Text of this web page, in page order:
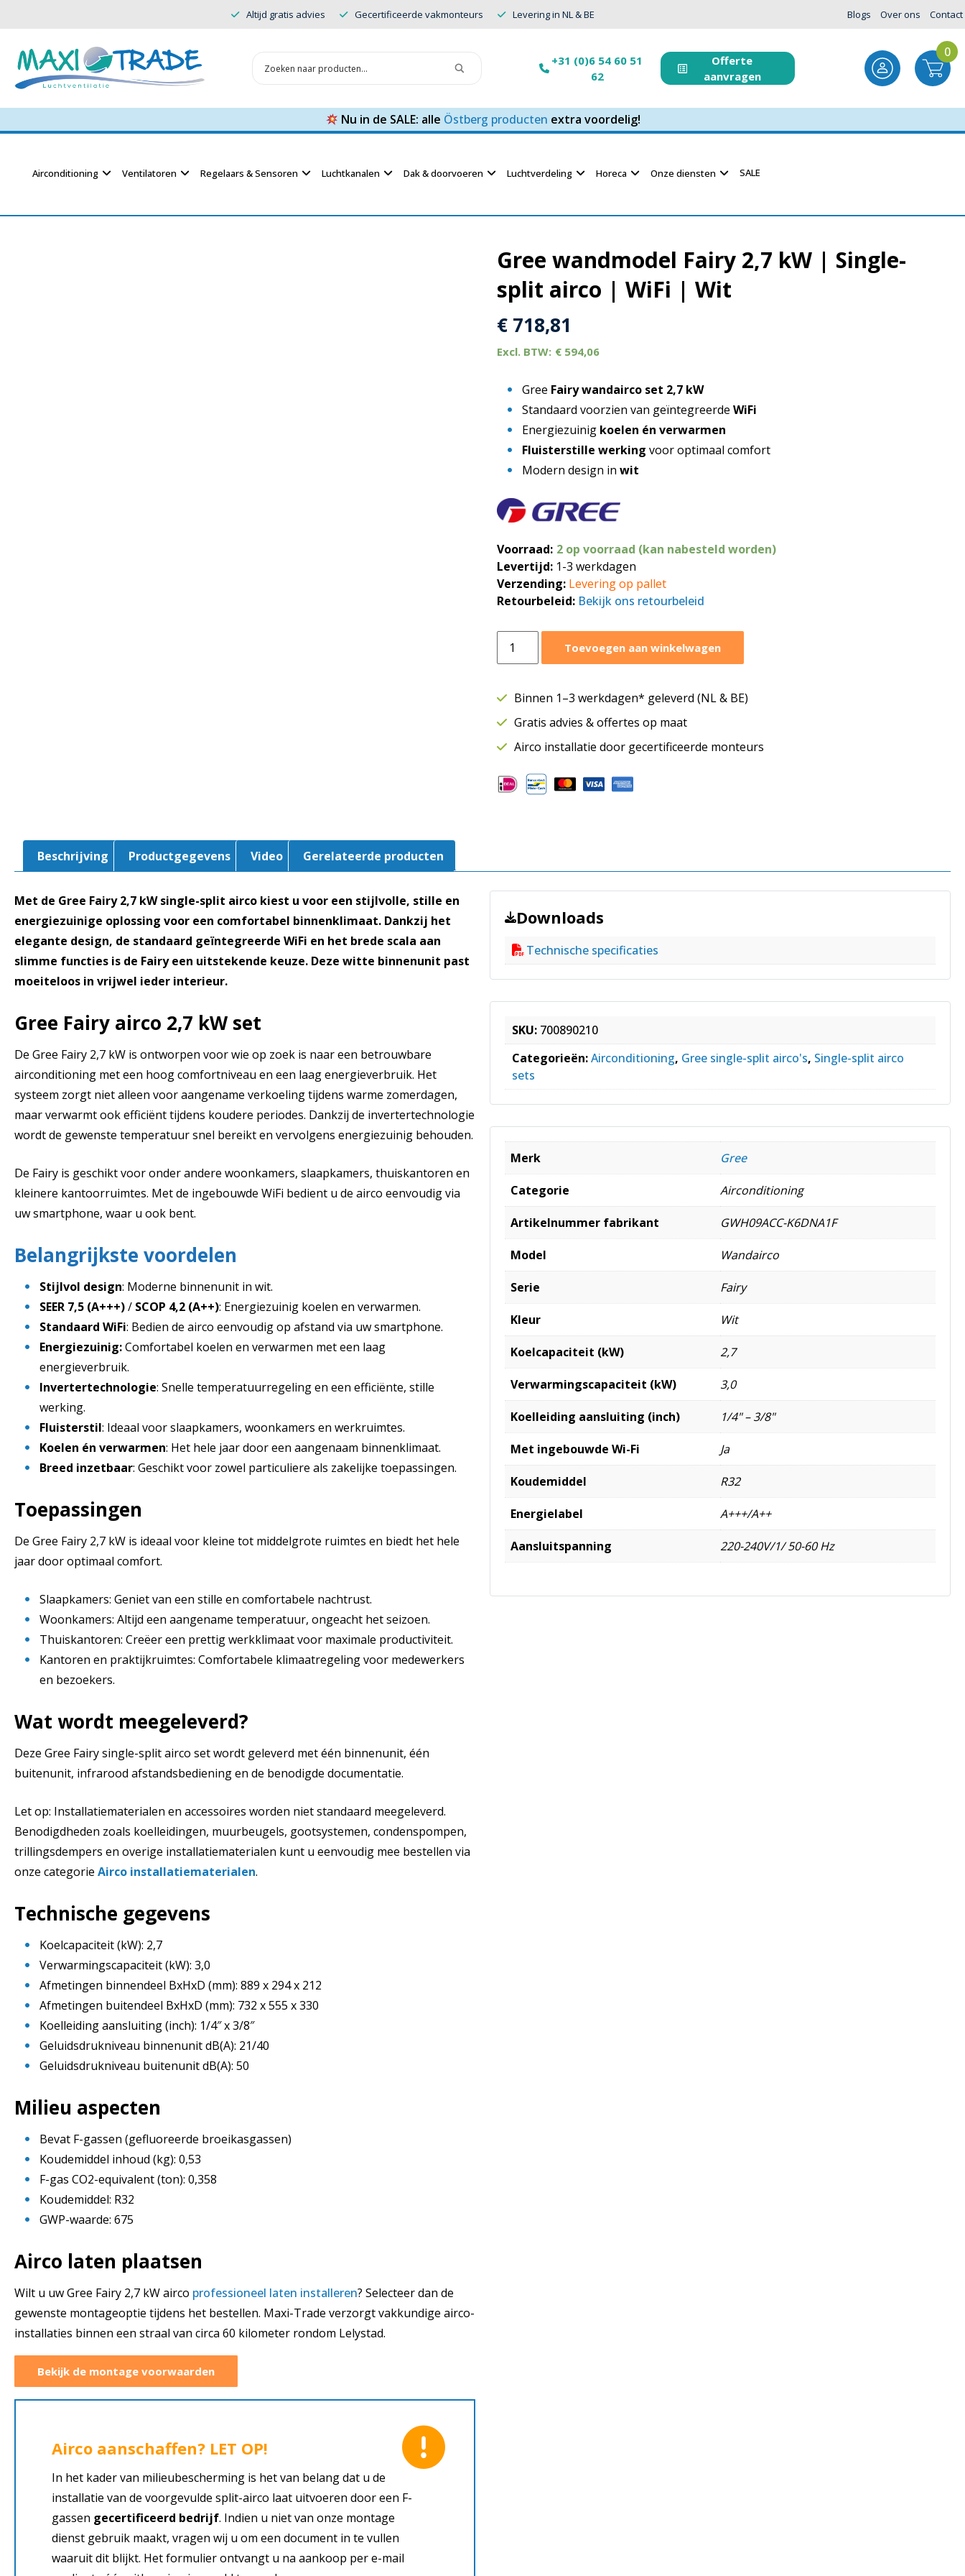
Altijd gratis advies Gecertificeerde vakmonteurs Levering in NL & BE Blogs Over ons Contact
+31 (0)6 54 60 51
62
Offerte
aanvragen
0
Nu in de SALE: alle Östberg producten extra voordelig!
Airconditioning Ventilatoren Regelaars & Sensoren Luchtkanalen Dak & doorvoeren Luchtverdeling Horeca Onze diensten SALE
Gree wandmodel Fairy 2,7 kW | Single-
split airco | WiFi | Wit
€ 718,81
€ 594,06
Gree Fairy wandairco set 2,7 kW
Standaard voorzien van geïntegreerde WiFi
Energiezuinig koelen én verwarmen
Fluisterstille werking voor optimaal comfort
Modern design in wit
Voorraad: 2 op voorraad (kan nabesteld worden)
Levertijd: 1-3 werkdagen
Verzending: Levering op pallet
Retourbeleid: Bekijk ons retourbeleid
wandmodel
2,7
|
Single-
airco
|
Toevoegen aan winkelwagen
Binnen 1–3 werkdagen* geleverd (NL & BE)
Gratis advies & offertes op maat
Airco installatie door gecertificeerde monteurs
Beschrijving Productgegevens Video Gerelateerde producten
Met de Gree Fairy 2,7 kW single-split airco kiest u voor een stijlvolle, stille en
energiezuinige oplossing voor een comfortabel binnenklimaat. Dankzij het
elegante design, de standaard geïntegreerde WiFi en het brede scala aan
slimme functies is de Fairy een uitstekende keuze. Deze witte binnenunit past
moeiteloos in vrijwel ieder interieur.
Gree Fairy airco 2,7 kW set
De Gree Fairy 2,7 kW is ontworpen voor wie op zoek is naar een betrouwbare
airconditioning met een hoog comfortniveau en een laag energieverbruik. Het
systeem zorgt niet alleen voor aangename verkoeling tijdens warme zomerdagen,
maar verwarmt ook efficiënt tijdens koudere periodes. Dankzij de invertertechnologie
wordt de gewenste temperatuur snel bereikt en vervolgens energiezuinig behouden.
De Fairy is geschikt voor onder andere woonkamers, slaapkamers, thuiskantoren en
kleinere kantoorruimtes. Met de ingebouwde WiFi bedient u de airco eenvoudig via
uw smartphone, waar u ook bent.
Belangrijkste voordelen
Stijlvol design: Moderne binnenunit in wit.
SEER 7,5 (A+++)/ SCOP 4,2 (A++): Energiezuinig koelen en verwarmen.
Standaard WiFi: Bedien de airco eenvoudig op afstand via uw smartphone.
Energiezuinig:Comfortabel koelen en verwarmen met een laag
energieverbruik.
Invertertechnologie: Snelle temperatuurregeling en een efficiënte, stille
werking.
Fluisterstil: Ideaal voor slaapkamers, woonkamers en werkruimtes.
Koelen én verwarmen: Het hele jaar door een aangenaam binnenklimaat.
Breed inzetbaar: Geschikt voor zowel particuliere als zakelijke toepassingen.
Toepassingen
De Gree Fairy 2,7 kW is ideaal voor kleine tot middelgrote ruimtes en biedt het hele
jaar door optimaal comfort.
Slaapkamers: Geniet van een stille en comfortabele nachtrust.
Woonkamers: Altijd een aangename temperatuur, ongeacht het seizoen.
Thuiskantoren: Creëer een prettig werkklimaat voor maximale productiviteit.
Kantoren en praktijkruimtes: Comfortabele klimaatregeling voor medewerkers
en bezoekers.
Wat wordt meegeleverd?
Deze Gree Fairy single-split airco set wordt geleverd met één binnenunit, één
buitenunit, infrarood afstandsbediening en de benodigde documentatie.
Let op: Installatiematerialen en accessoires worden niet standaard meegeleverd.
Benodigdheden zoals koelleidingen, muurbeugels, gootsystemen, condenspompen,
trillingsdempers en overige installatiematerialen kunt u eenvoudig mee bestellen via
onze categorie Airco installatiematerialen.
Technische gegevens
Koelcapaciteit (kW): 2,7
Verwarmingscapaciteit (kW): 3,0
Afmetingen binnendeel BxHxD (mm): 889 x 294 x 212
Afmetingen buitendeel BxHxD (mm): 732 x 555 x 330
Koelleiding aansluiting (inch): 1/4″ x 3/8″
Geluidsdrukniveau binnenunit dB(A): 21/40
Geluidsdrukniveau buitenunit dB(A): 50
Milieu aspecten
Bevat F-gassen (gefluoreerde broeikasgassen)
Koudemiddel inhoud (kg): 0,53
F-gas CO2-equivalent (ton): 0,358
Koudemiddel: R32
GWP-waarde: 675
Airco laten plaatsen
Wilt u uw Gree Fairy 2,7 kW airco professioneel laten installeren? Selecteer dan de
gewenste montageoptie tijdens het bestellen. Maxi-Trade verzorgt vakkundige airco-
installaties binnen een straal van circa 60 kilometer rondom Lelystad.
Bekijk de montage voorwaarden
Airco aanschaffen? LET OP!
In het kader van milieubescherming is het van belang dat u de
installatie van de voorgevulde split-airco laat uitvoeren door een F-
gassen gecertificeerd bedrijf. Indien u niet van onze montage
dienst gebruik maakt, vragen wij u om een document in te vullen
waaruit dit blijkt. Het formulier ontvangt u na aankoop per e-mail
Downloads
Technische specificaties
SKU: 700890210
Categorieën:Airconditioning, Gree single-split airco's, Single-split airco
sets
Merk Gree
Categorie Airconditioning
Artikelnummer fabrikant GWH09ACC-K6DNA1F
Model Wandairco
Serie Fairy
Kleur Wit
Koelcapaciteit (kW) 2,7
Verwarmingscapaciteit (kW) 3,0
Koelleiding aansluiting (inch) 1/4" – 3/8"
Met ingebouwde Wi-Fi Ja
Koudemiddel R32
Energielabel A+++/A++
Aansluitspanning 220-240V/1/ 50-60 Hz